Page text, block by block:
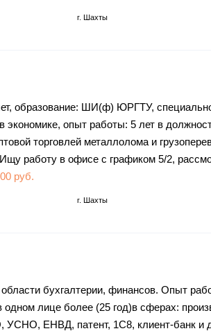
г. Шахты
образование: ШИ(ф) ЮРГТУ,
экономике, опыт работы: 5 лет в
торговлей металлолома и
работу в офисе с графиком 5/2,
руб.
г. Шахты
бухгалтерии, финансов. Опыт
одном лице более (25 год)в сферах:
ЕНВД, патент, 1С8, клиент-банк и